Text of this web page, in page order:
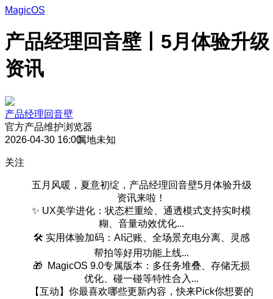
MagicOS
产品经理回音壁丨5月体验升级
资讯
产品经理回音壁
官方产品维护浏览器
2026-04-30 16:00属地未知
关注
五月风暖，夏意初绽，产品经理回音壁5月体验升级
资讯来啦！
✨ UX美学进化：状态栏重绘、通透模式支持实时模
糊、音量动效优化...
🛠️ 实用体验加码：AI记账、全场景充电分离、灵感
帮拍等好用功能上线...
🎁 MagicOS 9.0专属版本：多任务堆叠、存储无损
优化、碰一碰等特性合入...
【互动】你最喜欢哪些更新内容，快来Pick你想要的